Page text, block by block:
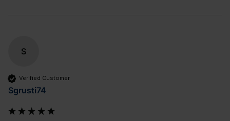
S
Verified Customer
Sgrusti74